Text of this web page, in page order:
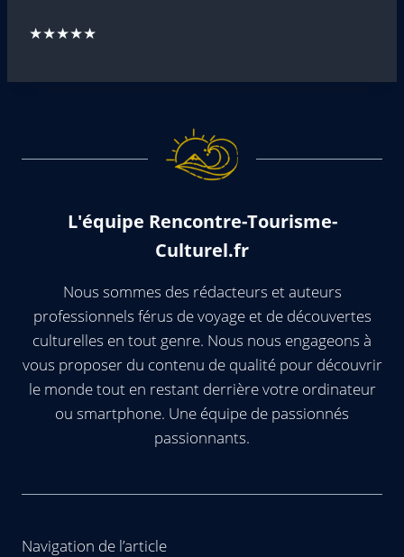
★★★★★
L'équipe Rencontre-Tourisme-
Culturel.fr
Nous sommes des rédacteurs et auteurs
professionnels férus de voyage et de découvertes
culturelles en tout genre. Nous nous engageons à
vous proposer du contenu de qualité pour découvrir
le monde tout en restant derrière votre ordinateur
ou smartphone. Une équipe de passionnés
passionnants.
Navigation de l’article